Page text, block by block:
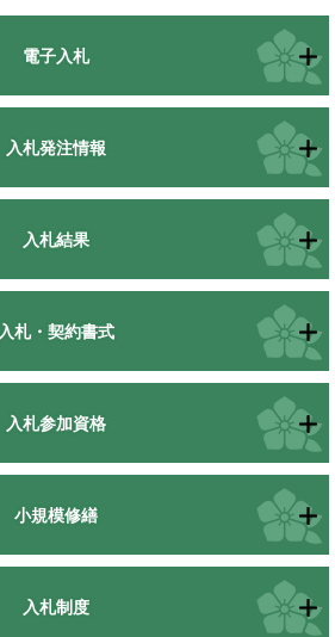
電子入札
入札発注情報
入札結果
入札・契約書式
入札参加資格
小規模修繕
入札制度